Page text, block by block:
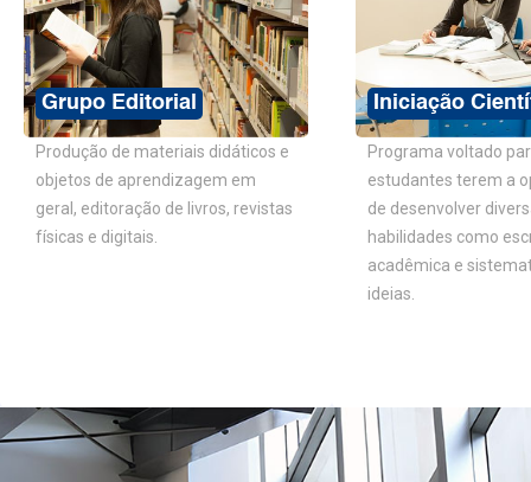
Produção de materiais didáticos e
objetos de aprendizagem em
geral, editoração de livros, revistas
físicas e digitais.
Grupo Editorial
Programa voltado
estudantes terem a
de desenvolver
habilidades como
acadêmica e
ideias.
Iniciação